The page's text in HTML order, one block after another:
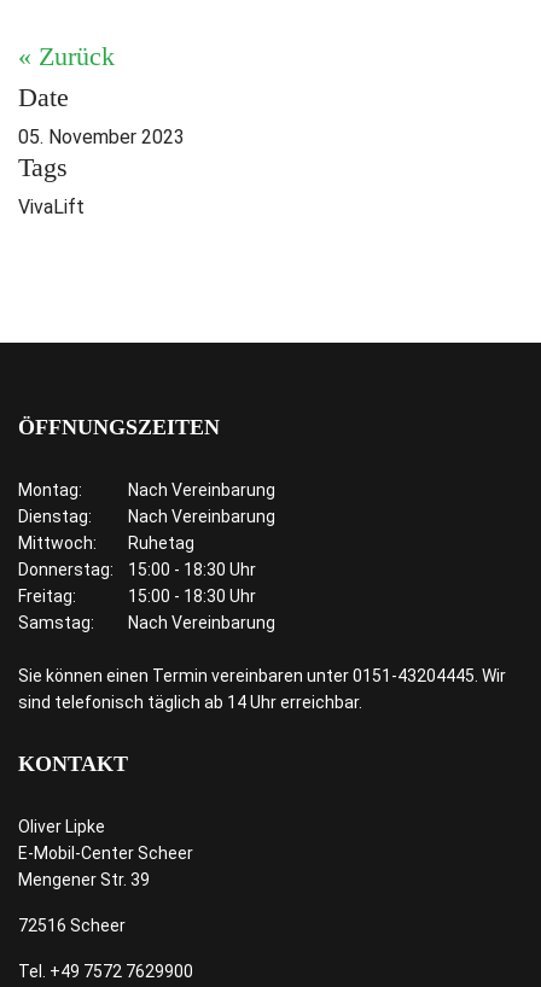
« Zurück
Date
05. November 2023
Tags
VivaLift
ÖFFNUNGSZEITEN
Montag:
Nach Vereinbarung
Dienstag:
Nach Vereinbarung
Mittwoch:
Ruhetag
Donnerstag: 15:00 - 18:30 Uhr
Freitag:
15:00 - 18:30 Uhr
Samstag:
Nach Vereinbarung
Sie können einen Termin vereinbaren unter 0151-43204445. Wir
sind telefonisch täglich ab 14 Uhr erreichbar.
KONTAKT
Oliver Lipke
E-Mobil-Center Scheer
Mengener Str. 39
72516 Scheer
Tel. +49 7572 7629900